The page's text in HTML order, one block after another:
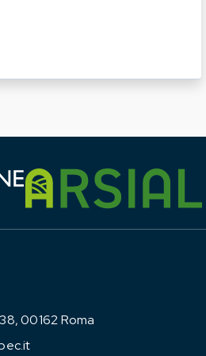
LAZIO E ARSIAL HANNO
00162 Roma